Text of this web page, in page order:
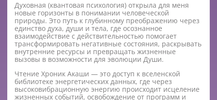
Духовная (квантовая психология) открыла для меня
новые горизонты в понимании человеческой
природы. Это путь к глубинному преображению через
единство духа, души и тела, где осознанное
взаимодействие с действительностью помогает
трансформировать негативные состояния, раскрывать
внутренние ресурсы и превращать жизненные
вызовы в возможности для эволюции Души.
Чтение Хроник Акаши — это доступ к вселенской
библиотеке энергетических данных, где через
высоковибрационную энергию происходит исцеление
жизненных событий, освобождение от программ и